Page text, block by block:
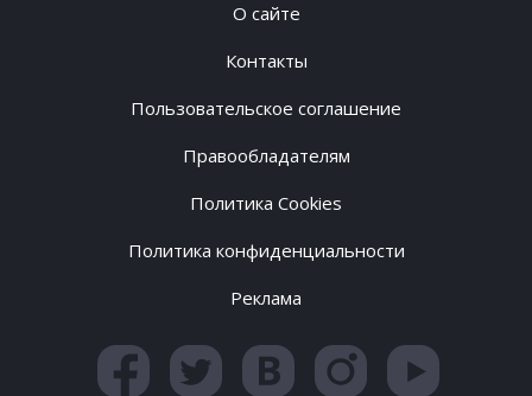
О сайте
Контакты
Пользовательское соглашение
Правообладателям
Политика Cookies
Политика конфиденциальности
Реклама